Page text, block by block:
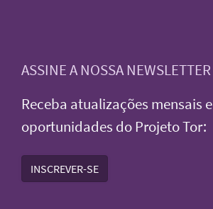
ASSINE A NOSSA NEWSLETTER
Receba atualizações mensais e
oportunidades do Projeto Tor:
INSCREVER-SE